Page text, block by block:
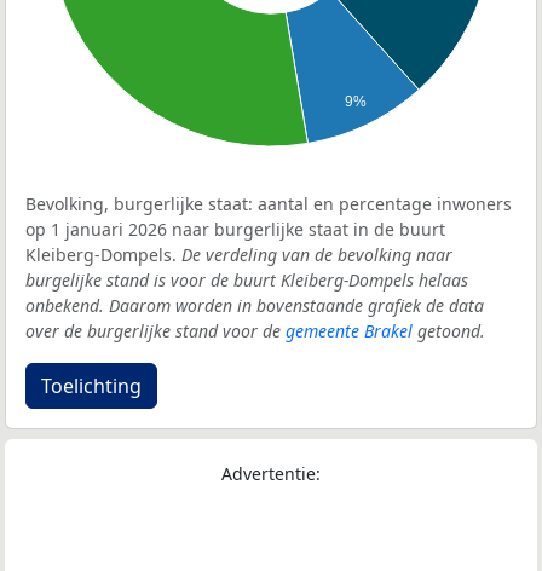
9%
Bevolking, burgerlijke staat: aantal en percentage inwoners
op 1 januari 2026 naar burgerlijke staat in de buurt
Kleiberg-Dompels. De verdeling van de bevolking naar
burgelijke stand is voor de buurt Kleiberg-Dompels helaas
onbekend. Daarom worden in bovenstaande grafiek de data
over de burgerlijke stand voor de gemeente Brakel getoond.
Toelichting
Advertentie: